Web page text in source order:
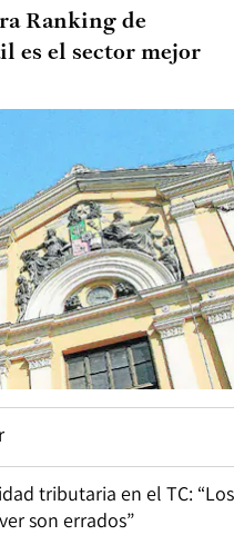
Ranking de
es el sector mejor
tributaria en el TC: “Los
son errados”